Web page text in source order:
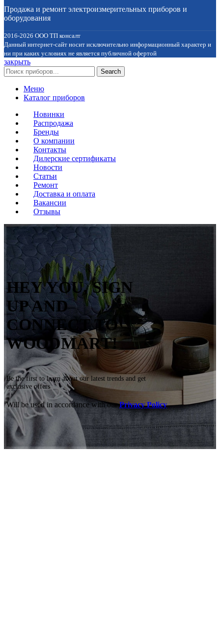
Продажа и ремонт электроизмерительных приборов и
оборудования
2016-2026 ООО ТП консалт
Данный интернет-сайт носит исключительно информационный характер и
ни при каких условиях не является публичной офертой
закрыть
Search
Меню
Каталог приборов
Новинки
Распродажа
Бренды
О компании
Контакты
Дилерские сертификаты
Новости
Статьи
Ремонт
Доставка и оплата
Вакансии
Отзывы
HEY YOU, SIGN
UP AND
CONNECT TO
WOODMART!
Be the first to learn about our latest trends and get
exclusive offers
Will be used in accordance with ourPrivacy Policy